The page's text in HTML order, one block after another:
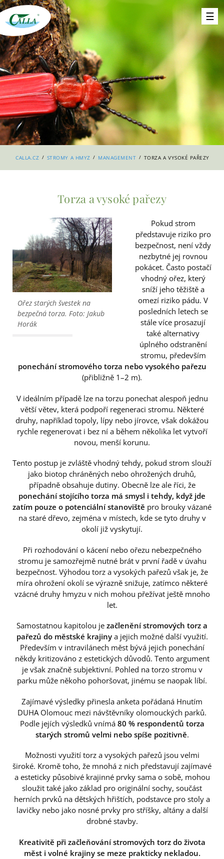
CALLA.CZ / STROMY A HMYZ / MANAGEMENT / TORZA A VYSOKÉ PAŘEZY
Torza a vysoké pařezy
Ořez starých švestek na
bezpečná torza. Foto: Jakub
Horák
Pokud strom
představuje riziko pro
bezpečnost, není vždy
nezbytné jej rovnou
pokácet. Často postačí
vhodný ořez, který
sníží jeho těžiště a
omezí riziko pádu. V
posledních letech se
stále více prosazují
také alternativy
úplného odstranění
stromu, především
ponechání stromového torza nebo vysokého pařezu
(přibližně 1–2 m).
V ideálním případě lze na torzu ponechat alespoň jednu
větší větev, která podpoří regeneraci stromu. Některé
druhy, například topoly, lípy nebo jírovce, však dokážou
rychle regenerovat i bez ní a během několika let vytvoří
novou, menší korunu.
Tento postup je zvláště vhodný tehdy, pokud strom slouží
jako biotop chráněných nebo ohrožených druhů,
případně obsahuje dutiny. Obecně lze ale říci, že
ponechání stojícího torza má smysl i tehdy, když jde
zatím pouze o potenciální stanoviště pro brouky vázané
na staré dřevo, zejména v místech, kde se tyto druhy v
okolí již vyskytují.
Při rozhodování o kácení nebo ořezu nebezpečného
stromu je samozřejmě nutné brát v první řadě v úvahu
bezpečnost. Výhodou torz a vysokých pařezů však je, že
míra ohrožení okolí se výrazně snižuje, zatímco některé
vzácné druhy hmyzu v nich mohou přežívat ještě mnoho
let.
Samostatnou kapitolou je začlenění stromových torz a
pařezů do městské krajinya jejich možné další využití.
Především v intravilánech měst bývá jejich ponechání
někdy kritizováno z estetických důvodů. Tento argument
je však značně subjektivní. Pohled na torzo stromu v
parku může někoho pohoršovat, jinému se naopak líbí.
Zajímavé výsledky přinesla anketa pořádaná Hnutím
DUHA Olomouc mezi návštěvníky olomouckých parků.
Podle jejích výsledků vnímá 80 % respondentů torza
starých stromů velmi nebo spíše pozitivně.
Možnosti využití torz a vysokých pařezů jsou velmi
široké. Kromě toho, že mnohá z nich představují zajímavé
a esteticky působivé krajinné prvky sama o sobě, mohou
sloužit také jako základ pro originální sochy, součást
herních prvků na dětských hřištích, podstavce pro stoly a
lavičky nebo jako nosné prvky pro stříšky, altány a další
drobné stavby.
Kreativitě při začleňování stromových torz do života
měst i volné krajiny se meze prakticky nekladou.